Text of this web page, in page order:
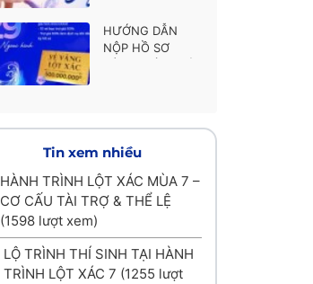
HƯỚNG DẪN
NỘP HỒ SƠ
Tin xem nhiều
HÀNH TRÌNH LỘT XÁC MÙA 7 –
CƠ CẤU TÀI TRỢ & THỂ LỆ
(1598 lượt xem)
LỘ TRÌNH THÍ SINH TẠI HÀNH
TRÌNH LỘT XÁC 7 (1255 lượt